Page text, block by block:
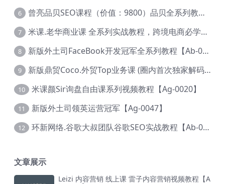
6 曾亮品贝SEO课程（价值：9800）品贝全系列教程 【Ab-0022】
7 米课.老华商业课 全系列实战教程，跨境电商必学，价值16900元【Ag-0053】
8 新版外土司FaceBook开发冠军全系列教程【Ab-0021】
9 新版鼎贸Coco.外贸Top业务课 (圈内首次独家解码|460节课)【Ag-0091】
10 米课颜Sir询盘自由课系列视频教程【Ag-0020】
11 新版外土司领英运营冠军【Ag-0047】
12 环新网络.谷歌大叔团队谷歌SEO实战教程【Ab-0024】
文章展示
Leizi 内容营销 线上课 雷子内容营销视频教程【A